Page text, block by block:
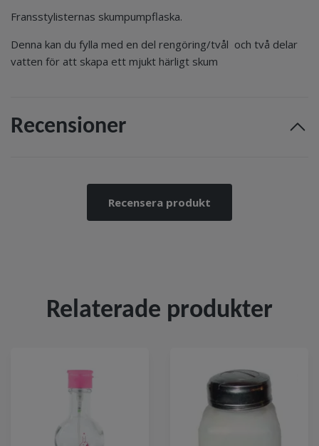
Fransstylisternas skumpumpflaska.
Denna kan du fylla med en del rengöring/tvål och två delar
vatten för att skapa ett mjukt härligt skum
Recensioner
Recensera produkt
Relaterade produkter